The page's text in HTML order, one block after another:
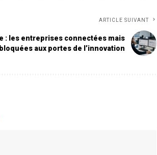
ARTICLE SUIVANT
: les entreprises connectées mais
bloquées aux portes de l’innovation